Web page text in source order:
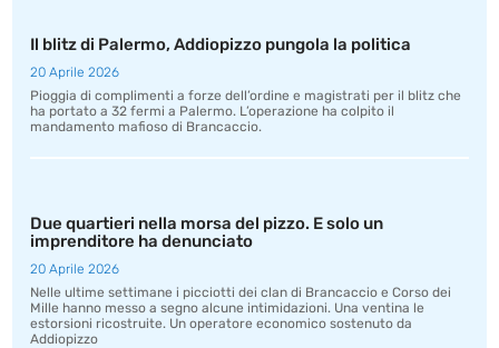
Il blitz di Palermo, Addiopizzo pungola la politica
20 Aprile 2026
Pioggia di complimenti a forze dell’ordine e magistrati per il blitz che
ha portato a 32 fermi a Palermo. L’operazione ha colpito il
mandamento mafioso di Brancaccio.
Due quartieri nella morsa del pizzo. E solo un
imprenditore ha denunciato
20 Aprile 2026
Nelle ultime settimane i picciotti dei clan di Brancaccio e Corso dei
Mille hanno messo a segno alcune intimidazioni. Una ventina le
estorsioni ricostruite. Un operatore economico sostenuto da
Addiopizzo